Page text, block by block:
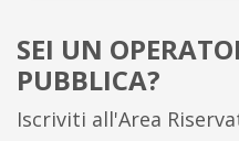
SEI UN
PUBBLICA?
Iscriviti all'Area